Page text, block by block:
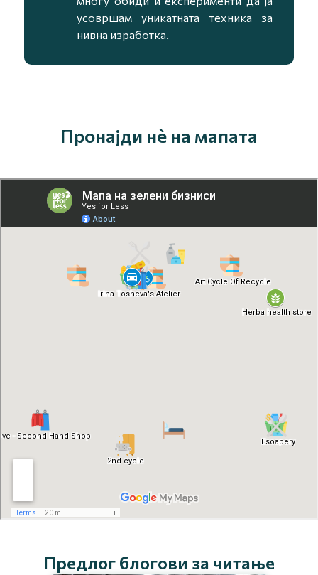
усовршам уникатната техника за
нивна изработка.
Пронајди нè на мапата
Предлог блогови за читање